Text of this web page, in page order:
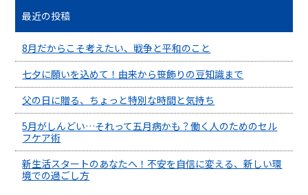
最近の投稿
8月だからこそ考えたい、戦争と平和のこと
七夕に願いを込めて！由来から笹飾りの豆知識まで
父の日に贈る、ちょっと特別な時間と気持ち
5月がしんどい…それって五月病かも？働く人のためのセル
フケア術
新生活スタートのあなたへ！不安を自信に変える、新しい環
境での過ごし方